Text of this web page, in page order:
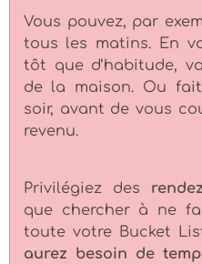
Vous pouvez, par
tous les matins. En
tôt que d’habitude,
de la maison. Ou
soir, avant de vous
revenu.
Privilégiez des
que chercher à ne
toute votre Bucket
aurez besoin de